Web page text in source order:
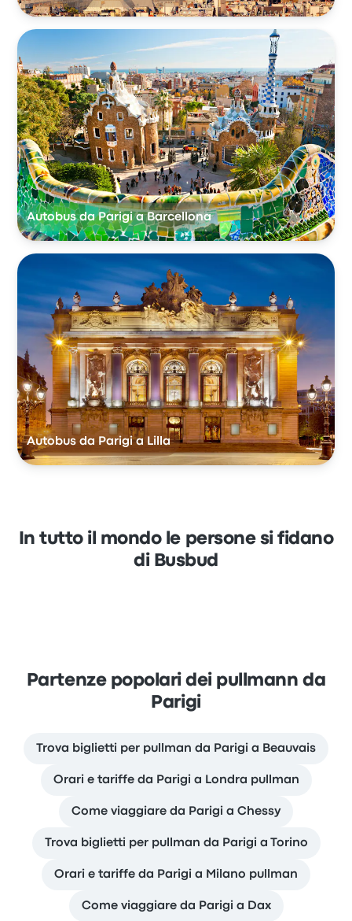
Autobus da Parigi a Barcellona
Autobus da Parigi a Lilla
In tutto il mondo le persone si fidano
di Busbud
Partenze popolari dei pullmann da
Parigi
Trova biglietti per pullman da Parigi a Beauvais
Orari e tariffe da Parigi a Londra pullman
Come viaggiare da Parigi a Chessy
Trova biglietti per pullman da Parigi a Torino
Orari e tariffe da Parigi a Milano pullman
Come viaggiare da Parigi a Dax